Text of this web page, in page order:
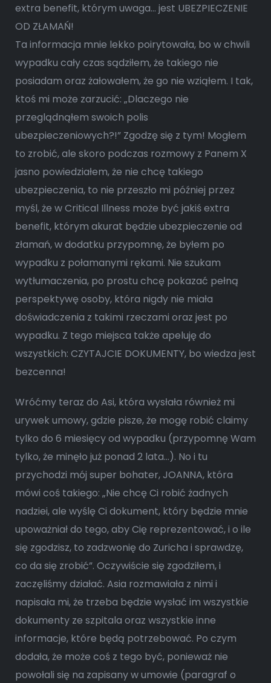
extra benefit, którym uwaga… jest UBEZPIECZENIE
OD ZŁAMAŃ!
Ta informacja mnie lekko poirytowała, bo w chwili
wypadku cały czas sądziłem, że takiego nie
posiadam oraz żałowałem, że go nie wziąłem. I tak,
ktoś mi może zarzucić: „Dlaczego nie
przeglądnąłem swoich polis
ubezpieczeniowych?!” Zgodzę się z tym! Mogłem
to zrobić, ale skoro podczas rozmowy z Panem X
jasno powiedziałem, że nie chcę takiego
ubezpieczenia, to nie przeszło mi później przez
myśl, że w Critical Illness może być jakiś extra
benefit, którym akurat będzie ubezpieczenie od
złamań, w dodatku przypomnę, że byłem po
wypadku z połamanymi rękami. Nie szukam
wytłumaczenia, po prostu chcę pokazać pełną
perspektywę osoby, która nigdy nie miała
doświadczenia z takimi rzeczami oraz jest po
wypadku. Z tego miejsca także apeluję do
wszystkich: CZYTAJCIE DOKUMENTY, bo wiedza jest
bezcenna!
Wróćmy teraz do Asi, która wysłała również mi
urywek umowy, gdzie pisze, że mogę robić claimy
tylko do 6 miesięcy od wypadku (przypomnę Wam
tylko, że minęło już ponad 2 lata…). No i tu
przychodzi mój super bohater, JOANNA, która
mówi coś takiego: „Nie chcę Ci robić żadnych
nadziei, ale wyślę Ci dokument, który będzie mnie
upoważniał do tego, aby Cię reprezentować, i o ile
się zgodzisz, to zadzwonię do Zuricha i sprawdzę,
co da się zrobić”. Oczywiście się zgodziłem, i
zaczęliśmy działać. Asia rozmawiała z nimi i
napisała mi, że trzeba będzie wysłać im wszystkie
dokumenty ze szpitala oraz wszystkie inne
informacje, które będą potrzebować. Po czym
dodała, że może coś z tego być, ponieważ nie
powołali się na zapisany w umowie (paragraf o